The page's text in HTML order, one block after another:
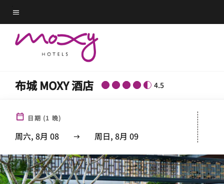
Skip
to
main
content
菜单文本
布城 MOXY 酒店 4.5
日期 (1 晚)
周六, 8月 08 周日, 8月 09